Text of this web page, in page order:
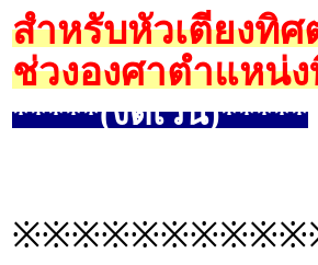
สำหรับหัวเตียงทิ
ช่วงองศาตำแหน่
*****(งดเว้น)*****